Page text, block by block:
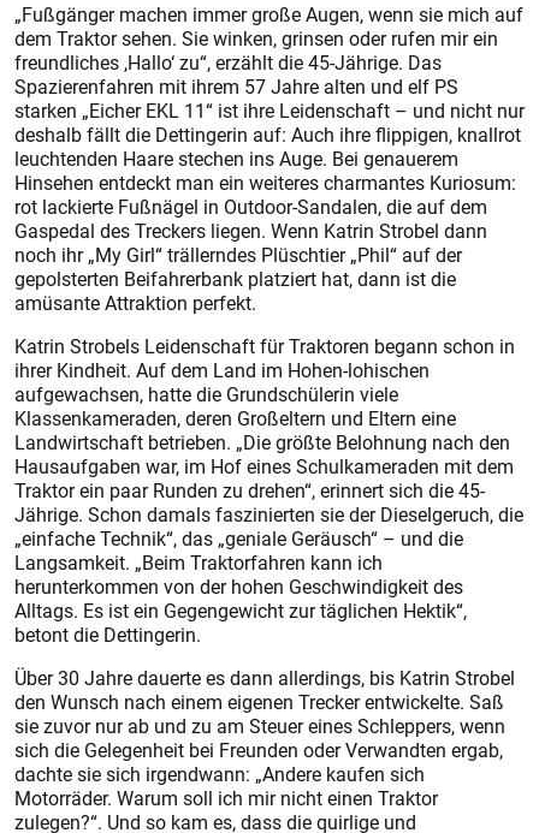
„Fußgänger machen immer große Augen, wenn sie mich auf
dem Traktor sehen. Sie winken, grinsen oder rufen mir ein
freundliches ,Hallo‘ zu“, erzählt die 45-Jährige. Das
Spazierenfahren mit ihrem 57 Jahre alten und elf PS
starken „Eicher EKL 11“ ist ihre Leidenschaft – und nicht nur
deshalb fällt die Dettingerin auf: Auch ihre flippigen, knallrot
leuchtenden Haare stechen ins Auge. Bei genauerem
Hinsehen entdeckt man ein weiteres charmantes Kuriosum:
rot lackierte Fußnägel in Outdoor-Sandalen, die auf dem
Gaspedal des Treckers liegen. Wenn Katrin Strobel dann
noch ihr „My Girl“ trällerndes Plüschtier „Phil“ auf der
gepolsterten Beifahrerbank platziert hat, dann ist die
amüsante Attraktion perfekt.
Katrin Strobels Leidenschaft für Traktoren begann schon in
ihrer Kindheit. Auf dem Land im Hohen-lohischen
aufgewachsen, hatte die Grundschülerin viele
Klassenkameraden, deren Großeltern und Eltern eine
Landwirtschaft betrieben. „Die größte Belohnung nach den
Hausaufgaben war, im Hof eines Schulkameraden mit dem
Traktor ein paar Runden zu drehen“, erinnert sich die 45-
Jährige. Schon damals faszinierten sie der Dieselgeruch, die
„einfache Technik“, das „geniale Geräusch“ – und die
Langsamkeit. „Beim Traktorfahren kann ich
herunterkommen von der hohen Geschwindigkeit des
Alltags. Es ist ein Gegengewicht zur täglichen Hektik“,
betont die Dettingerin.
Über 30 Jahre dauerte es dann allerdings, bis Katrin Strobel
den Wunsch nach einem eigenen Trecker entwickelte. Saß
sie zuvor nur ab und zu am Steuer eines Schleppers, wenn
sich die Gelegenheit bei Freunden oder Verwandten ergab,
dachte sie sich irgendwann: „Andere kaufen sich
Motorräder. Warum soll ich mir nicht einen Traktor
zulegen?“. Und so kam es, dass die quirlige und